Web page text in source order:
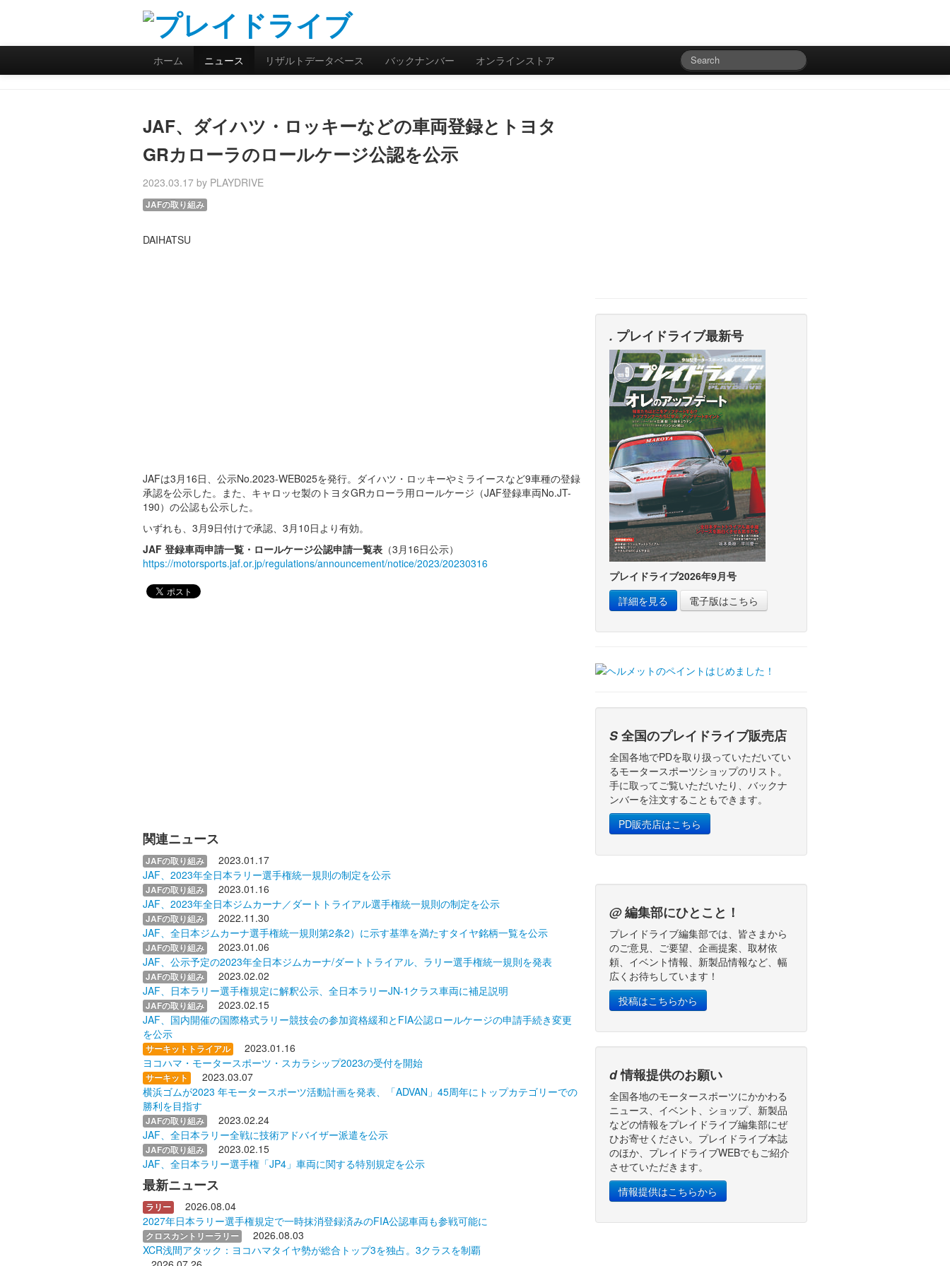
ホーム ニュース リザルトデータベース バックナンバー オンラインストア
JAF、ダイハツ・ロッキーなどの車両登録とトヨタ
GRカローラのロールケージ公認を公示
2023.03.17 by PLAYDRIVE
JAFの取り組み
DAIHATSU
JAFは3月16日、公示No.2023-WEB025を発行。ダイハツ・ロッキーやミライースなど9車種の登録
承認を公示した。また、キャロッセ製のトヨタGRカローラ用ロールケージ（JAF登録車両No.JT-
190）の公認も公示した。
いずれも、3月9日付けで承認、3月10日より有効。
JAF 登録車両申請一覧・ロールケージ公認申請一覧表 （3月16日公示）
https://motorsports.jaf.or.jp/regulations/announcement/notice/2023/20230316
関連ニュース
JAFの取り組み
2023.01.17
JAF、2023年全日本ラリー選手権統一規則の制定を公示
JAFの取り組み
2023.01.16
JAF、2023年全日本ジムカーナ／ダートトライアル選手権統一規則の制定を公示
JAFの取り組み
2022.11.30
JAF、全日本ジムカーナ選手権統一規則第2条2）に示す基準を満たすタイヤ銘柄一覧を公示
JAFの取り組み
2023.01.06
JAF、公示予定の2023年全日本ジムカーナ/ダートトライアル、ラリー選手権統一規則を発表
JAFの取り組み
2023.02.02
JAF、日本ラリー選手権規定に解釈公示、全日本ラリーJN-1クラス車両に補足説明
JAFの取り組み
2023.02.15
JAF、国内開催の国際格式ラリー競技会の参加資格緩和とFIA公認ロールケージの申請手続き変更
を公示
サーキットトライアル
2023.01.16
ヨコハマ・モータースポーツ・スカラシップ2023の受付を開始
サーキット
2023.03.07
横浜ゴムが2023 年モータースポーツ活動計画を発表、「ADVAN」45周年にトップカテゴリーでの
勝利を目指す
JAFの取り組み
2023.02.24
JAF、全日本ラリー全戦に技術アドバイザー派遣を公示
JAFの取り組み
2023.02.15
JAF、全日本ラリー選手権「JP4」車両に関する特別規定を公示
最新ニュース
ラリー
2026.08.04
2027年日本ラリー選手権規定で一時抹消登録済みのFIA公認車両も参戦可能に
クロスカントリーラリー
2026.08.03
XCR浅間アタック：ヨコハマタイヤ勢が総合トップ3を独占。3クラスを制覇
. プレイドライブ最新号
プレイドライブ2026年9月号
詳細を見る
電子版はこちら
S 全国のプレイドライブ販売店
全国各地でPDを取り扱っていただいてい
るモータースポーツショップのリスト。
手に取ってご覧いただいたり、バックナ
ンバーを注文することもできます。
PD販売店はこちら
@編集部にひとこと！
プレイドライブ編集部では、皆さまから
のご意見、ご要望、企画提案、取材依
頼、イベント情報、新製品情報など、幅
広くお待ちしています！
投稿はこちらから
d情報提供のお願い
全国各地のモータースポーツにかかわる
ニュース、イベント、ショップ、新製品
などの情報をプレイドライブ編集部にぜ
ひお寄せください。プレイドライブ本誌
のほか、プレイドライブWEBでもご紹介
させていただきます。
情報提供はこちらから